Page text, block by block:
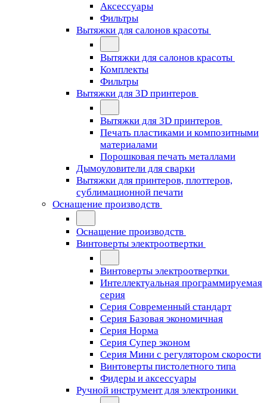
Аксессуары
Фильтры
Вытяжки для салонов красоты
Вытяжки для салонов красоты
Комплекты
Фильтры
Вытяжки для 3D принтеров
Вытяжки для 3D принтеров
Печать пластиками и композитными
материалами
Порошковая печать металлами
Дымоуловители для сварки
Вытяжки для принтеров, плоттеров,
сублимационной печати
Оснащение производств
Оснащение производств
Винтоверты электроотвертки
Винтоверты электроотвертки
Интеллектуальная программируемая
серия
Серия Современный стандарт
Серия Базовая экономичная
Серия Норма
Серия Cупер эконом
Серия Мини с регулятором скорости
Винтоверты пистолетного типа
Фидеры и аксессуары
Ручной инструмент для электроники